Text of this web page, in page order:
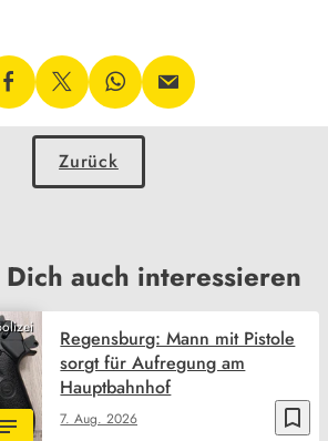
Zurück
auch interessieren
bookmark_border
7. Aug. 2026
Regensburg: Mann mit Pistole
sorgt für Aufregung am
Hauptbahnhof